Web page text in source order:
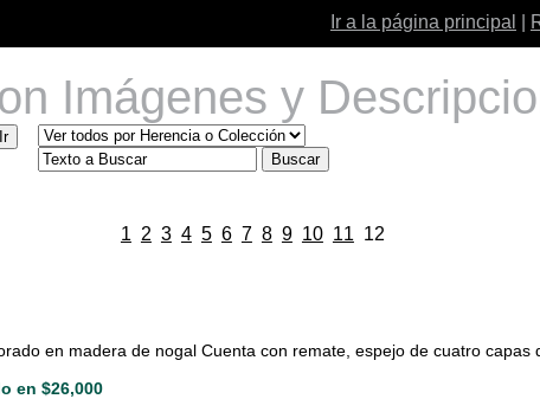
Ir a la página principal
Imágenes y
1 2 3 4 5 6 7 8 9 10 11 12
en madera de nogal Cuenta con remate, espejo de cuatro capas
en $26,000